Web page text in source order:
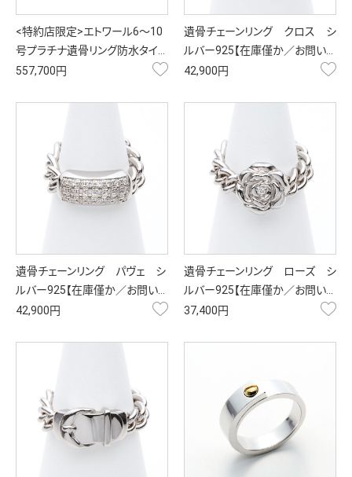
<特約店限定>エトワール6～10
号プラチナ遺骨リング防水タイ…
557,700円
お気に入り
遺骨チェーンリング クロス シ
ルバー925【在庫僅か／お問い…
42,900円
遺骨チェーンリング パヴェ シ
ルバー925【在庫僅か／お問い…
42,900円
お気に入り
遺骨チェーンリング ローズ シ
ルバー925【在庫僅か／お問い…
37,400円